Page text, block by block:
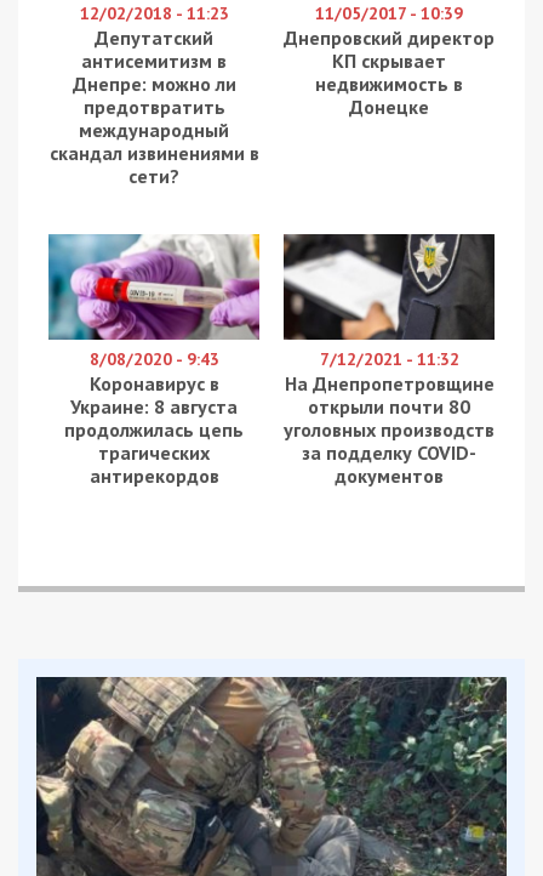
12/02/2018 - 11:23
Депутатский
антисемитизм в
Днепре: можно ли
предотвратить
международный
скандал извинениями в
сети?
11/05/2017 - 10:39
Днепровский директор
КП скрывает
недвижимость в
Донецке
8/08/2020 - 9:43
Коронавирус в
Украине: 8 августа
продолжилась цепь
трагических
антирекордов
7/12/2021 - 11:32
На Днепропетровщине
открыли почти 80
уголовных производств
за подделку COVID-
документов